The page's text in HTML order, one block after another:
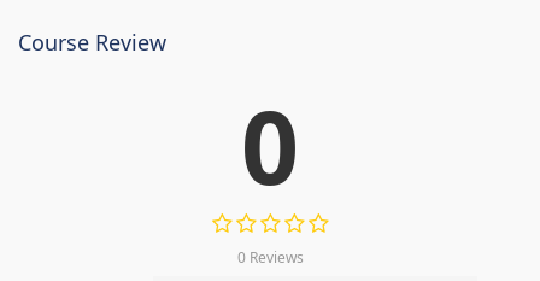
Course Review
0
0 Reviews